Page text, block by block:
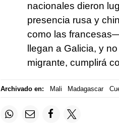
nacionales dieron
presencia rusa y
como las
llegan a Galicia, y
migrante, cumplirá
Archivado en: Mali Madagascar